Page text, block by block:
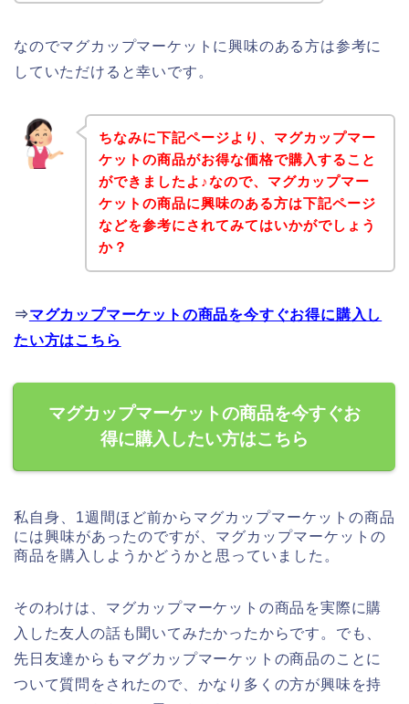
なのでマグカップマーケットに興味のある方は参考に
していただけると幸いです。
ちなみに下記ページより、マグカップマー
ケットの商品がお得な価格で購入すること
ができましたよ♪なので、マグカップマー
ケットの商品に興味のある方は下記ページ
などを参考にされてみてはいかがでしょう
か？
⇒マグカップマーケットの商品を今すぐお得に購入し
たい方はこちら
マグカップマーケットの商品を今すぐお
得に購入したい方はこちら
私自身、1週間ほど前からマグカップマーケットの商品
には興味があったのですが、マグカップマーケットの
商品を購入しようかどうかと思っていました。
そのわけは、マグカップマーケットの商品を実際に購
入した友人の話も聞いてみたかったからです。でも、
先日友達からもマグカップマーケットの商品のことに
ついて質問をされたので、かなり多くの方が興味を持